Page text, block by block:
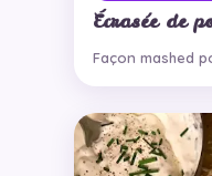
Écrasée de
Façon mashed